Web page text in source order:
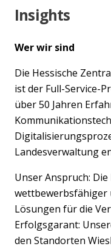
Insights
Wer wir sind
Die Hessische
ist der Full-Service-
über 50 Jahren
Landesverwaltung
Unser Anspruch:
wettbewerbsfähiger
Lösungen für die
Erfolgsgarant:
den Standorten